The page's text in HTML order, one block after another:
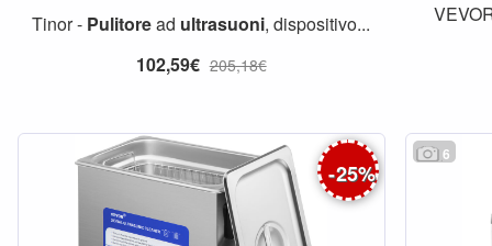
Tinor - Pulitoread ultrasuoni, dispositivo...
102,59€ 205,18€
-25%
6